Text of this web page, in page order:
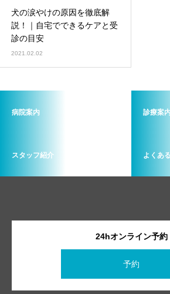
犬の涙やけの原因を徹底解
説！｜自宅でできるケアと受
診の目安
2021.02.02
病院案内 診療案
スタッフ紹介 よくあ
24hオンライン予約
予約